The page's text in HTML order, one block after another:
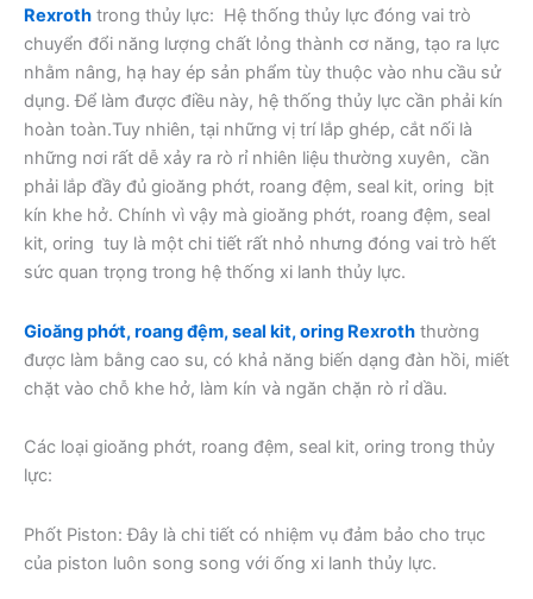
Rexroth trong thủy lực: Hệ thống thủy lực đóng vai trò
chuyển đổi năng lượng chất lỏng thành cơ năng, tạo ra lực
nhằm nâng, hạ hay ép sản phẩm tùy thuộc vào nhu cầu sử
dụng. Để làm được điều này, hệ thống thủy lực cần phải kín
hoàn toàn.Tuy nhiên, tại những vị trí lắp ghép, cắt nối là
những nơi rất dễ xảy ra rò rỉ nhiên liệu thường xuyên, cần
phải lắp đầy đủ gioăng phớt, roang đệm, seal kit, oring bịt
kín khe hở. Chính vì vậy mà gioăng phớt, roang đệm, seal
kit, oring tuy là một chi tiết rất nhỏ nhưng đóng vai trò hết
sức quan trọng trong hệ thống xi lanh thủy lực.
Gioăng phớt, roang đệm, seal kit, oring Rexroth thường
được làm bằng cao su, có khả năng biến dạng đàn hồi, miết
chặt vào chỗ khe hở, làm kín và ngăn chặn rò rỉ dầu.
Các loại gioăng phớt, roang đệm, seal kit, oring trong thủy
lực:
Phốt Piston: Đây là chi tiết có nhiệm vụ đảm bảo cho trục
của piston luôn song song với ống xi lanh thủy lực.